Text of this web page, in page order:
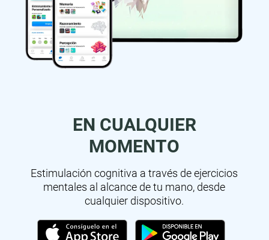
EN CUALQUIER
MOMENTO
Estimulación cognitiva a través de ejercicios
mentales al alcance de tu mano, desde
cualquier dispositivo.